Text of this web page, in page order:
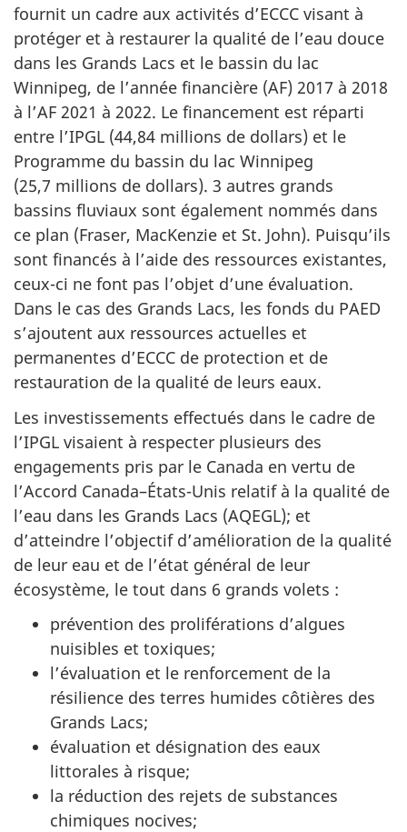
fournit un cadre aux activités d’ECCC visant à
protéger et à restaurer la qualité de l’eau douce
dans les Grands Lacs et le bassin du lac
Winnipeg, de l’année financière (AF) 2017 à 2018
à l’AF 2021 à 2022. Le financement est réparti
entre l’IPGL (44,84 millions de dollars) et le
Programme du bassin du lac Winnipeg
(25,7 millions de dollars). 3 autres grands
bassins fluviaux sont également nommés dans
ce plan (Fraser, MacKenzie et St. John). Puisqu’ils
sont financés à l’aide des ressources existantes,
ceux-ci ne font pas l’objet d’une évaluation.
Dans le cas des Grands Lacs, les fonds du PAED
s’ajoutent aux ressources actuelles et
permanentes d’ECCC de protection et de
restauration de la qualité de leurs eaux.
Les investissements effectués dans le cadre de
l’IPGL visaient à respecter plusieurs des
engagements pris par le Canada en vertu de
l’Accord Canada–États-Unis relatif à la qualité de
l’eau dans les Grands Lacs (AQEGL); et
d’atteindre l’objectif d’amélioration de la qualité
de leur eau et de l’état général de leur
écosystème, le tout dans 6 grands volets :
prévention des proliférations d’algues
nuisibles et toxiques;
l’évaluation et le renforcement de la
résilience des terres humides côtières des
Grands Lacs;
évaluation et désignation des eaux
littorales à risque;
la réduction des rejets de substances
chimiques nocives;